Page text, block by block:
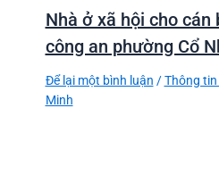
Nhà ở xã hội cho cán
công an phường Cổ
Để lại một bình luận /Thông
Minh